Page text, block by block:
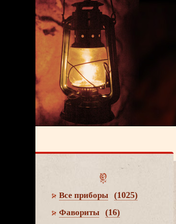
се приборы (1025)
Фавориты (16)